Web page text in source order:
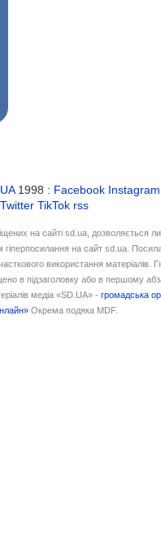
1998 : Facebook Instagram
Twitter TikTok rss
на сайті sd.ua, дозволяється
гіперпосилання на сайт sd.ua.
використання матеріалів.
в підзаголовку або в першому
медіа «SD.UA» -громадська
Окрема подяка MDF.